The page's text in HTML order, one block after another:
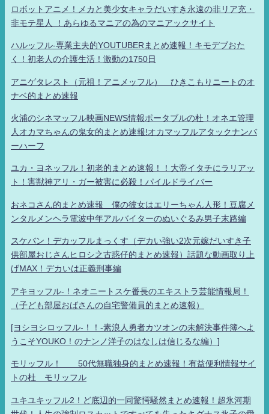
ロボットアニメ！メカと美少女キャラだいすき永遠の非リア充・
非モテ星人 ！あらゆるマニアの為のマニアックサイト
ハルッフル-専業主夫的YOUTUBERまとめ速報！キモデブおた
く！初老人の介護生活！激動の1750日
アニゲタレスト（元祖！アニメッフル） ひきこもりニートのオ
ナベ的まとめ速報
火浦のシネマッフル映画NEWS情報ポータブルの杜！オネエ管理
人オカマちゃんの鬼女的まとめ速報!オカマッフルアタックナンバ
ーハーフ
ユカ・ヨネッフル！初老的まとめ速報！！大帝イタチにラリアッ
ト！害獣神アリ・ガー被害に必殺！パイルドライバー
おネコさん的まとめ速報 僕の彼女はエリーちゃん人形！豆腐メ
ンタルメンヘラ電波中年アルバイターのぬいぐるみ男子末路編
スケバン！デカッフルまっくす（デカい強い2次元嫁だいすき子
供部屋おじさんヒロシ之古惑仔的まとめ速報）話題な動画取り上
げMAX！デカいは正義刑事編
アキヨッフル-！ネオニートスケ番長のエキストラ芸能情報局！
（子ども部屋おばさんの自宅警備員的まとめ速報）
[ヨシヨシロッフル-！！-素浪人勇者カツオンの未解決事件簿へよ
うこそYOUKO！のナンノ洋子のはなしは信じるな編）]
モリッフル！ 50代無職独身的まとめ速報！有益便利情報サイ
トの杜 モリッフル
ユキユキッフル2！ど底辺的一同驚愕騒然まとめ速報！超氷河期